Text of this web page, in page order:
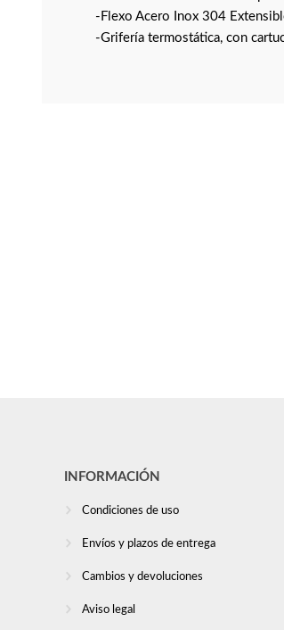
-Flexo Acero Inox 304
-Grifería termostática, con
INFORMACIÓN
Condiciones de uso
Envíos y plazos de entrega
Cambios y devoluciones
Aviso legal